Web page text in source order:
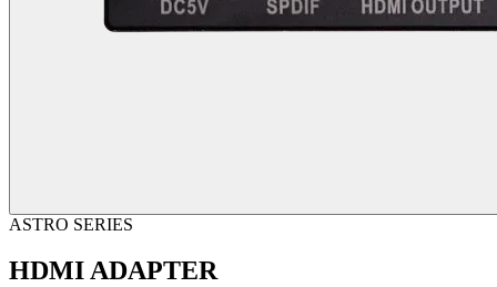
ASTRO SERIES
HDMI ADAPTER